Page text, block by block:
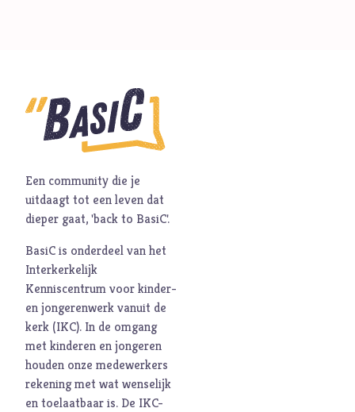
Een community die je
uitdaagt tot een leven dat
dieper gaat, 'back to BasiC'.
BasiC is onderdeel van het
Interkerkelijk
Kenniscentrum voor kinder-
en jongerenwerk vanuit de
kerk (IKC). In de omgang
met kinderen en jongeren
houden onze medewerkers
rekening met wat wenselijk
en toelaatbaar is. De IKC-